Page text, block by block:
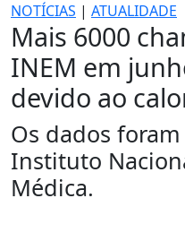
NOTÍCIAS | ATUALIDADE
Mais 6000
INEM em
devido ao
Os dados
Instituto
Médica.